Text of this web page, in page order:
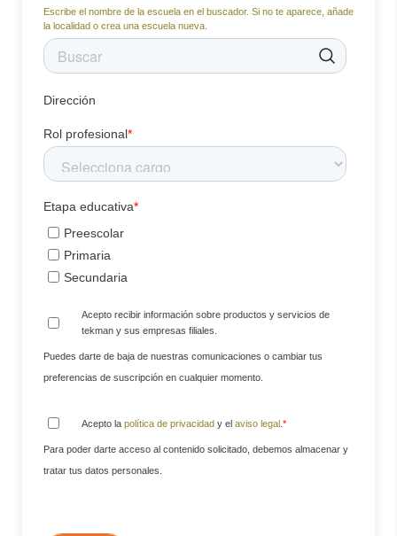
Escribe el nombre de la escuela en el buscador. Si no te aparece, añade
la localidad o crea una escuela nueva.
Dirección
Rol profesional*
Etapa educativa*
Preescolar
Primaria
Secundaria
Acepto recibir información sobre productos y servicios de
tekman y sus empresas filiales.
Puedes darte de baja de nuestras comunicaciones o cambiar tus
preferencias de suscripción en cualquier momento.
Acepto la política de privacidad y el aviso legal *
Para poder darte acceso al contenido solicitado, debemos almacenar y
tratar tus datos personales.